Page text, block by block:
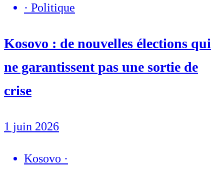
· Politique
Kosovo : de nouvelles élections qui
ne garantissent pas une sortie de
crise
1 juin 2026
Kosovo ·